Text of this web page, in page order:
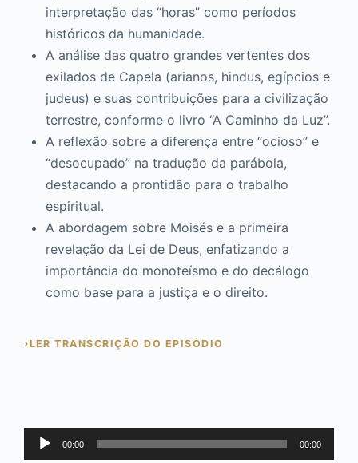
interpretação das “horas” como períodos
históricos da humanidade.
A análise das quatro grandes vertentes dos
exilados de Capela (arianos, hindus, egípcios e
judeus) e suas contribuições para a civilização
terrestre, conforme o livro “A Caminho da Luz”.
A reflexão sobre a diferença entre “ocioso” e
“desocupado” na tradução da parábola,
destacando a prontidão para o trabalho
espiritual.
A abordagem sobre Moisés e a primeira
revelação da Lei de Deus, enfatizando a
importância do monoteísmo e do decálogo
como base para a justiça e o direito.
LER TRANSCRIÇÃO DO EPISÓDIO
Tocador
de
00:00 00:00